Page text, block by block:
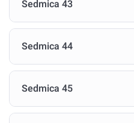
Sedmica 43
Sedmica 44
Sedmica 45